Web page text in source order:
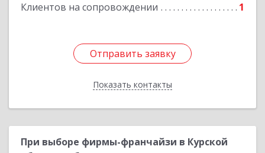
Клиентов на сопровождении 1
Отправить заявку
Показать контакты
Отправить заявку
Назад
При выборе фирмы-франчайзи в Курской